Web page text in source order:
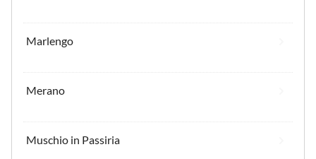
Marlengo
Merano
Muschio in Passiria